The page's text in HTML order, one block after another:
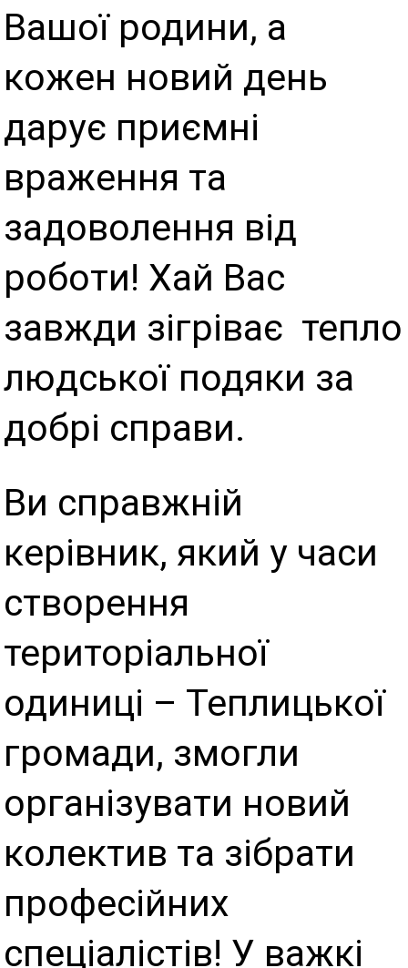
Вашої родини, а
кожен новий день
дарує приємні
враження та
задоволення від
роботи! Хай Вас
завжди зігріває тепло
людської подяки за
добрі справи.
Ви справжній
керівник, який у часи
створення
територіальної
одиниці – Теплицької
громади, змогли
організувати новий
колектив та зібрати
професійних
спеціалістів! У важкі